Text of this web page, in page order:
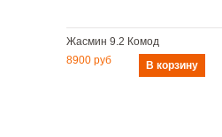
Жасмин 9.2 Комод
8900 руб